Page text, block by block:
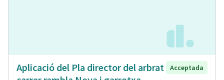
Aplicació del Pla director del arbrat
Acceptada